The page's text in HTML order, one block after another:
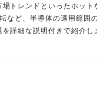
トレンドといったホット
など、半導体の適用範囲
詳細な説明付きで紹介し